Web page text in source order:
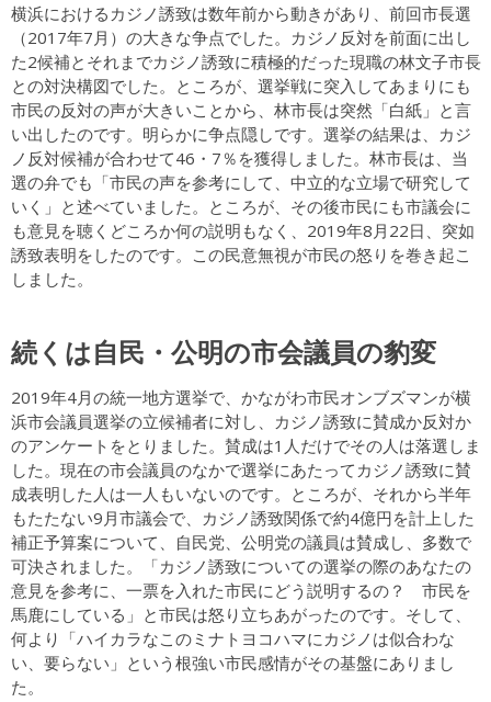
横浜におけるカジノ誘致は数年前から動きがあり、前回市長選
（2017年7月）の大きな争点でした。カジノ反対を前面に出し
た2候補とそれまでカジノ誘致に積極的だった現職の林文子市長
との対決構図でした。ところが、選挙戦に突入してあまりにも
市民の反対の声が大きいことから、林市長は突然「白紙」と言
い出したのです。明らかに争点隠しです。選挙の結果は、カジ
ノ反対候補が合わせて46・7％を獲得しました。林市長は、当
選の弁でも「市民の声を参考にして、中立的な立場で研究して
いく」と述べていました。ところが、その後市民にも市議会に
も意見を聴くどころか何の説明もなく、2019年8月22日、突如
誘致表明をしたのです。この民意無視が市民の怒りを巻き起こ
しました。
続くは自民・公明の市会議員の豹変
2019年4月の統一地方選挙で、かながわ市民オンブズマンが横
浜市会議員選挙の立候補者に対し、カジノ誘致に賛成か反対か
のアンケートをとりました。賛成は1人だけでその人は落選しま
した。現在の市会議員のなかで選挙にあたってカジノ誘致に賛
成表明した人は一人もいないのです。ところが、それから半年
もたたない9月市議会で、カジノ誘致関係で約4億円を計上した
補正予算案について、自民党、公明党の議員は賛成し、多数で
可決されました。「カジノ誘致についての選挙の際のあなたの
意見を参考に、一票を入れた市民にどう説明するの？ 市民を
馬鹿にしている」と市民は怒り立ちあがったのです。そして、
何より「ハイカラなこのミナトヨコハマにカジノは似合わな
い、要らない」という根強い市民感情がその基盤にありまし
た。